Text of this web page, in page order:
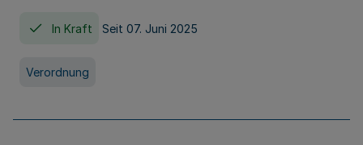
In Kraft Seit 07. Juni 2025
Verordnung